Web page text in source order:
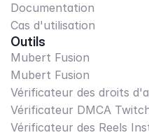
Documentation
Cas d'utilisation
Outils
Mubert Fusion
Mubert Fusion
Vérificateur des droits
Vérificateur DMCA
Vérificateur des Reels